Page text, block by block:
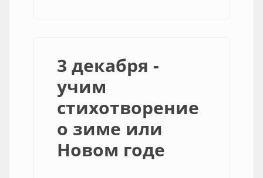
3 декабря -
учим
стихотворение
о зиме или
Новом годе